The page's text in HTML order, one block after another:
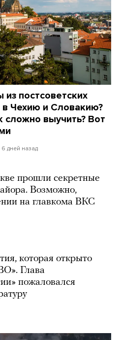
постсоветских
в Чехию и Словакию?
сложно выучить? Вот
6 дней назад
прошли секретные
Возможно,
на главкома ВКС
которая открыто
Глава
пожаловался